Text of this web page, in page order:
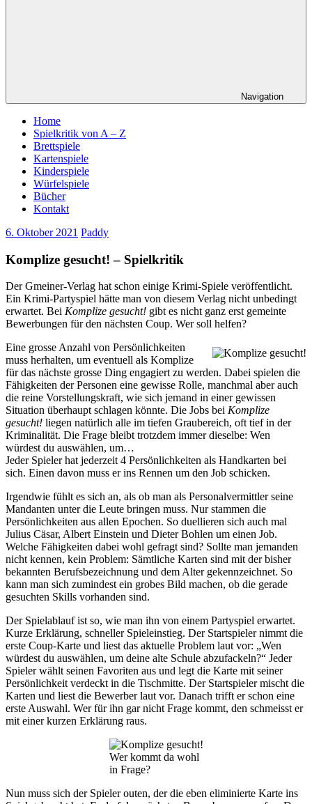
Navigation
Home
Spielkritik von A – Z
Brettspiele
Kartenspiele
Kinderspiele
Würfelspiele
Bücher
Kontakt
6. Oktober 2021 Paddy
Komplize gesucht! – Spielkritik
Der Gmeiner-Verlag hat schon einige Krimi-Spiele veröffentlicht.
Ein Krimi-Partyspiel hätte man von diesem Verlag nicht unbedingt
erwartet. Bei Komplize gesucht! gibt es nicht ganz erst gemeinte
Bewerbungen für den nächsten Coup. Wer soll helfen?
Eine grosse Anzahl von Persönlichkeiten
muss herhalten, um eventuell als Komplize
für das nächste grosse Ding engagiert zu werden. Dabei spielen die
Fähigkeiten der Personen eine gewisse Rolle, manchmal aber auch
die reine Vorstellungskraft, wie sich jemand in einer gewissen
Situation überhaupt schlagen könnte. Die Jobs bei Komplize
gesucht! liegen natürlich alle im tiefen Graubereich, oft tief in der
Kriminalität. Die Frage bleibt trotzdem immer dieselbe: Wen
würdest du auswählen, um…
Jeder Spieler hat jederzeit 4 Persönlichkeiten als Handkarten bei
sich. Einen davon muss er ins Rennen um den Job schicken.
Irgendwie fühlt es sich an, als ob man als Personalvermittler seine
Mandanten unter die Leute bringen muss. Nur stammen die
Persönlichkeiten aus allen Epochen. So duellieren sich auch mal
Julius Cäsar, Albert Einstein und Dieter Bohlen um einen Job.
Welche Fähigkeiten dabei wohl gefragt sind? Sollte man jemanden
nicht kennen, kein Problem: Sämtliche Karten sind mit der bisher
bekannten Berufsbezeichnung und dem Alter gekennzeichnet. So
kann man sich zumindest ein grobes Bild machen, ob die gerade
gesuchten Skills vorhanden sind.
Der Spielablauf ist so, wie man ihn von einem Partyspiel erwartet.
Kurze Erklärung, schneller Spieleinstieg. Der Startspieler nimmt die
erste Coup-Karte und liest das aktuelle Problem laut vor: „Wen
würdest du auswählen, um deine alte Schule abzufackeln?“ Jeder
Spieler wählt seinen Favoriten aus und legt die Karte mit seiner
Persönlichkeit verdeckt in die Tischmitte. Der Startspieler mischt die
Karten und liest die Bewerber laut vor. Danach trifft er schon eine
erste Auswahl. Wer für ihn gar nicht Frage kommt, den schmeisst er
mit einer kurzen Erklärung raus.
Wer kommt da wohl
in Frage?
Nun muss sich der Spieler outen, der die eben eliminierte Karte ins